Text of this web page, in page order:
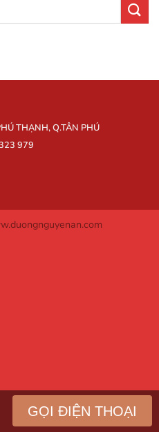
THẠNH, Q.TÂN PHÚ
979
GỌI ĐIỆN THOẠI